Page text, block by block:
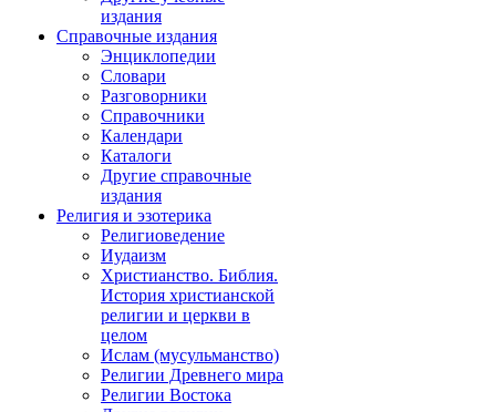
издания
Справочные издания
Энциклопедии
Словари
Разговорники
Справочники
Календари
Каталоги
Другие справочные
издания
Религия и эзотерика
Религиоведение
Иудаизм
Христианство. Библия.
История христианской
религии и церкви в
целом
Ислам (мусульманство)
Религии Древнего мира
Религии Востока